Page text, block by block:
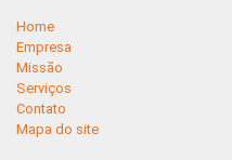
Home
Empresa
Missão
Serviços
Contato
Mapa do site